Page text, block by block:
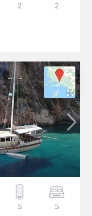
2 2
5 5